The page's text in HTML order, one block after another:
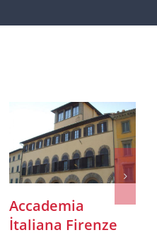
Accademia
İtaliana Firenze